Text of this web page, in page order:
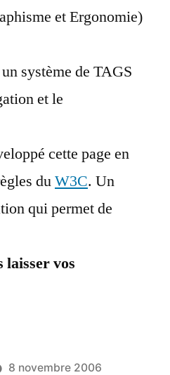
et Ergonomie)
système de TAGS
et le
cette page en
duW3C. Un
qui permet de
laisser vos
8 novembre 2006